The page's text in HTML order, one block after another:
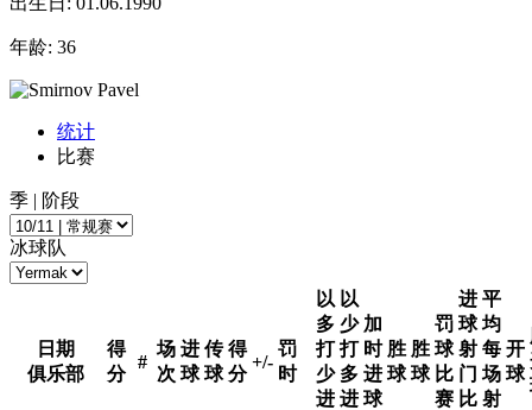
年龄: 36
统计
比赛
季 | 阶段
冰球队
日期
俱乐部
得
分
#
场
次
进
球
传
球
得
分
+/-
罚
时
以
多
打
少
进
以
少
打
多
进
加
时
进
球
胜
球
胜
球
罚
球
比
赛
进
球
射
门
比
平
均
每
场
射
开
球